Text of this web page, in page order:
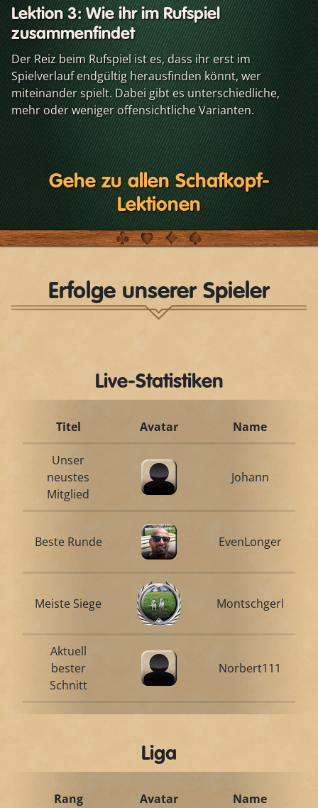
Lektion 3: Wie ihr im Rufspiel
zusammenfindet
Der Reiz beim Rufspiel ist es, dass ihr erst im
Spielverlauf endgültig herausfinden könnt, wer
miteinander spielt. Dabei gibt es unterschiedliche,
mehr oder weniger offensichtliche Varianten.
Gehe zu allen Schafkopf-
Lektionen
Erfolge unserer Spieler
Live-Statistiken
Titel Avatar Name
Unser
neustes
Mitglied
Johann
Beste Runde EvenLonger
Meiste Siege Montschgerl
Aktuell
bester
Schnitt
Norbert111
Liga
Rang Avatar Name